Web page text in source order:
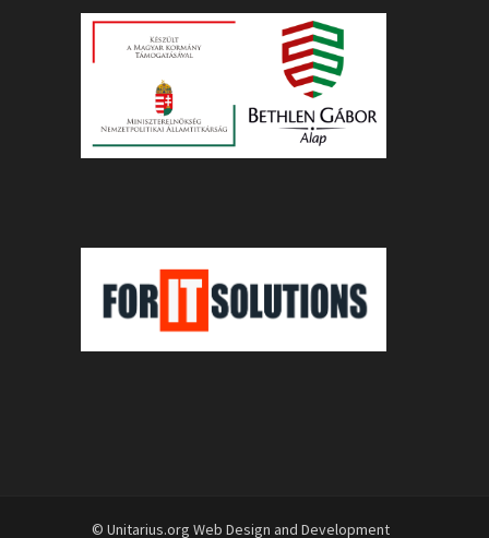
© Unitarius.org Web Design and Development